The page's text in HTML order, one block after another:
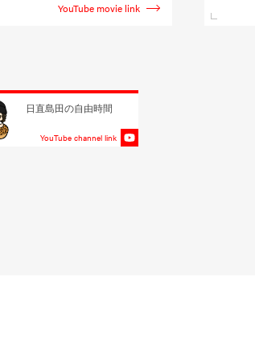
YouTube movie link
日直島田の自由時間
YouTube channel link